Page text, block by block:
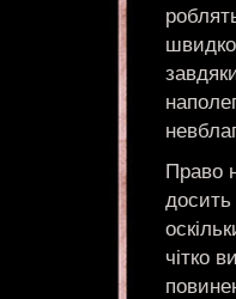
Право
досить
чітко